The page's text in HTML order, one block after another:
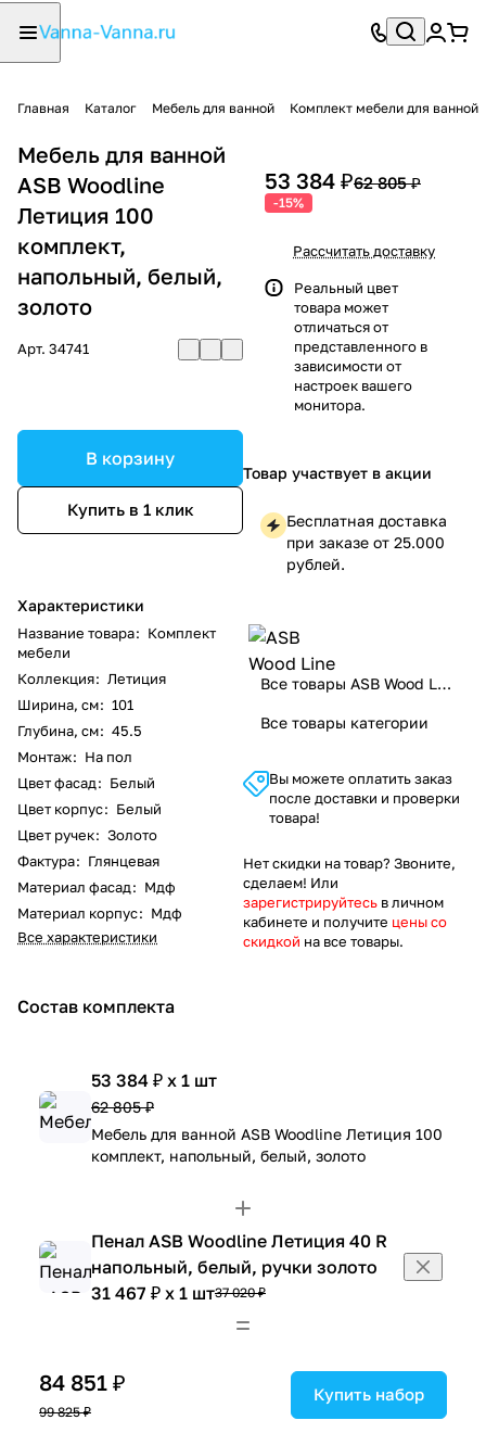
Главная Каталог Мебель для ванной Комплект мебели для ванной
Мебель для ванной
ASB Woodline
Летиция 100
комплект,
напольный, белый,
золото
Арт. 34741
В корзину
Купить в 1 клик
Характеристики
Название товара: Комплект
мебели
Коллекция: Летиция
Ширина, см: 101
Глубина, см: 45.5
Монтаж: На пол
Цвет фасад: Белый
Цвет корпус: Белый
Цвет ручек: Золото
Фактура: Глянцевая
Материал фасад: Мдф
Материал корпус: Мдф
Все характеристики
53 384 ₽62 805 ₽
-15%
Рассчитать доставку
Реальный цвет
товара может
отличаться от
представленного в
зависимости от
настроек вашего
монитора.
Товар участвует в акции
Бесплатная доставка
при заказе от 25.000
рублей.
Все товары ASB Wood Line
Все товары категории
Вы можете оплатить заказ
после доставки и проверки
товара!
Нет скидки на товар? Звоните,
сделаем! Или
зарегистрируйтесь в личном
кабинете и получите цены со
скидкой на все товары.
Состав комплекта
53 384 ₽ x 1 шт
62 805 ₽
Мебель для ванной ASB Woodline Летиция 100
комплект, напольный, белый, золото
Пенал ASB Woodline Летиция 40 R
напольный, белый, ручки золото
31 467 ₽ x 1 шт37 020 ₽
84 851 ₽
99 825 ₽
Купить набор